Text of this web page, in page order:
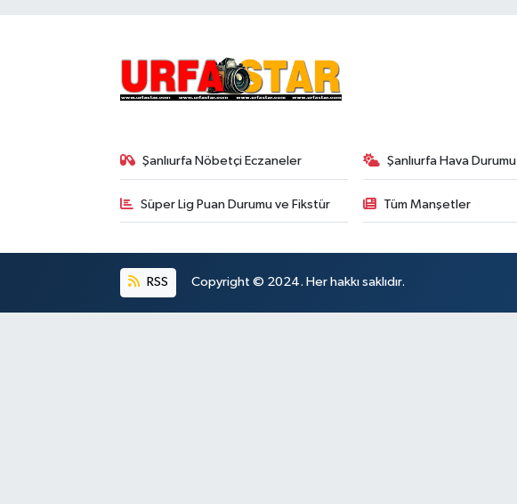
Şanlıurfa Nöbetçi Eczaneler Şanlıurfa Hava Durumu
Süper Lig Puan Durumu ve Fikstür Tüm Manşetler
RSS Copyright © 2024. Her hakkı saklıdır.